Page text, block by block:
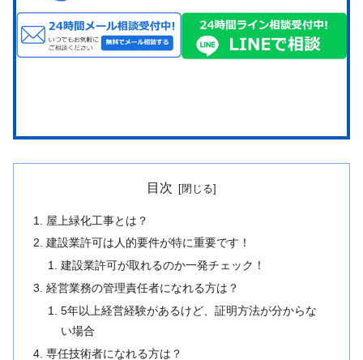
目次
屋上緑化工事とは？
建設業許可は人的要件が特に重要です！
建設業許可が取れるのか一発チェック！
経営業務の管理責任者になれる方は？
5年以上経営経験があるけど、証明方法が分からな
い場合
専任技術者になれる方は？